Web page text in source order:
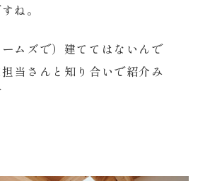
ね。
ームズで）建ててはないんで
当さんと知り合いで紹介み